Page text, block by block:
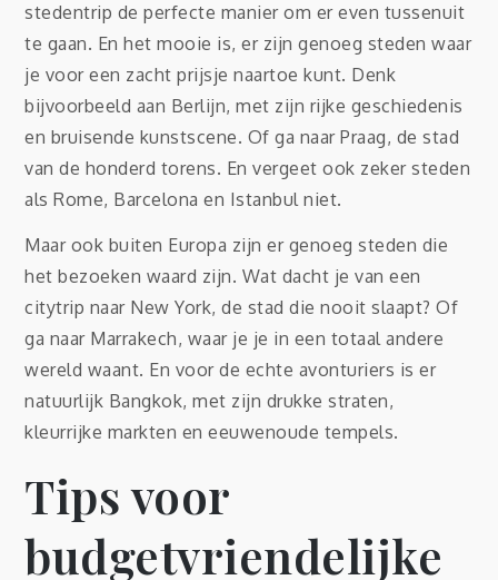
stedentrip de perfecte manier om er even tussenuit
te gaan. En het mooie is, er zijn genoeg steden waar
je voor een zacht prijsje naartoe kunt. Denk
bijvoorbeeld aan Berlijn, met zijn rijke geschiedenis
en bruisende kunstscene. Of ga naar Praag, de stad
van de honderd torens. En vergeet ook zeker steden
als Rome, Barcelona en Istanbul niet.
Maar ook buiten Europa zijn er genoeg steden die
het bezoeken waard zijn. Wat dacht je van een
citytrip naar New York, de stad die nooit slaapt? Of
ga naar Marrakech, waar je je in een totaal andere
wereld waant. En voor de echte avonturiers is er
natuurlijk Bangkok, met zijn drukke straten,
kleurrijke markten en eeuwenoude tempels.
Tips voor
budgetvriendelijke